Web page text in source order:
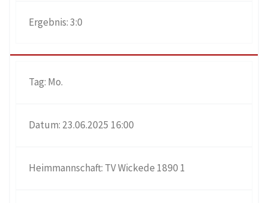
3:0
Mo.
23.06.2025 16:00
TV Wickede 1890 1